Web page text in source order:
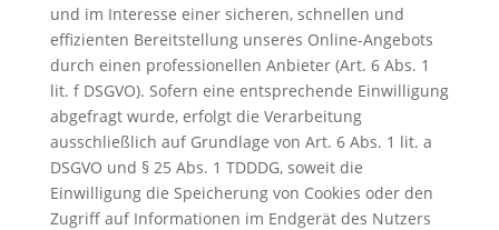
und im Interesse einer sicheren, schnellen und
effizienten Bereitstellung unseres Online-Angebots
durch einen professionellen Anbieter (Art. 6 Abs. 1
lit. f DSGVO). Sofern eine entsprechende Einwilligung
abgefragt wurde, erfolgt die Verarbeitung
ausschließlich auf Grundlage von Art. 6 Abs. 1 lit. a
DSGVO und § 25 Abs. 1 TDDDG, soweit die
Einwilligung die Speicherung von Cookies oder den
Zugriff auf Informationen im Endgerät des Nutzers